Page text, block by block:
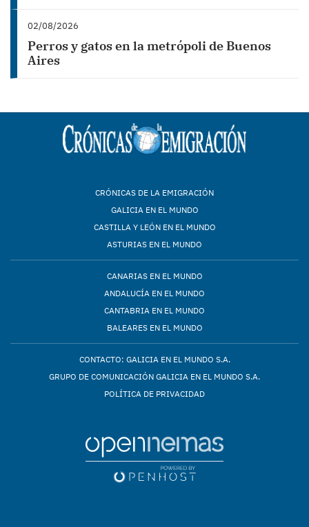
02/08/2026
Perros y gatos en la metrópoli de Buenos
Aires
CRÓNICAS DE LA EMIGRACIÓN
GALICIA EN EL MUNDO
CASTILLA Y LEÓN EN EL MUNDO
ASTURIAS EN EL MUNDO
CANARIAS EN EL MUNDO
ANDALUCÍA EN EL MUNDO
CANTABRIA EN EL MUNDO
BALEARES EN EL MUNDO
CONTACTO: GALICIA EN EL MUNDO S.A.
GRUPO DE COMUNICACIÓN GALICIA EN EL MUNDO S.A.
POLÍTICA DE PRIVACIDAD